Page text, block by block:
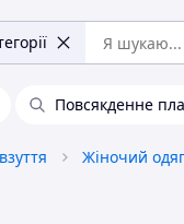
Повсякденне
Жіночий одяг